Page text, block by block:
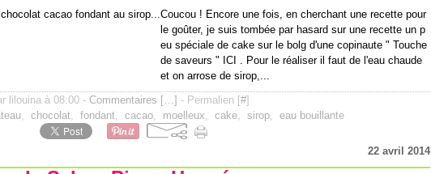
Coucou ! Encore une fois, en cherchant une recette pour
le goûter, je suis tombée par hasard sur une recette un p
eu spéciale de cake sur le bolg d'une copinaute " Touche
de saveurs " ICI . Pour le réaliser il faut de l'eau chaude
et on arrose de sirop,...
lilouina à 08:00 - Commentaires […] - Permalien [#]
, chocolat, fondant, cacao, moelleux, cake, sirop, eau bouillante
22 avril 2014